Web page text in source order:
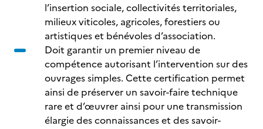
l’insertion sociale, collectivités territoriales,
milieux viticoles, agricoles, forestiers ou
artistiques et bénévoles d’association.
Doit garantir un premier niveau de
compétence autorisant l’intervention sur des
ouvrages simples. Cette certification permet
ainsi de préserver un savoir-faire technique
rare et d’œuvrer ainsi pour une transmission
élargie des connaissances et des savoir-